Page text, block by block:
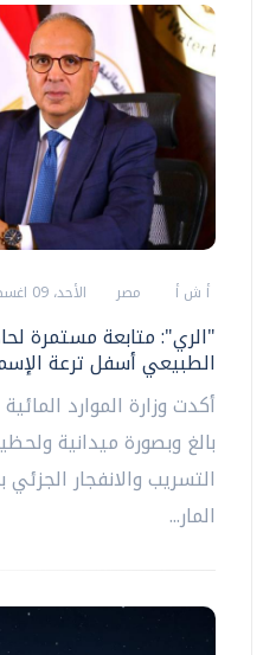
أ ش أ مصر الأحد، 09 اغسطس 2026 12:59 ص
"الري": متابعة مستمرة
الطبيعي أسفل ترعة
أكدت وزارة الموارد
بالغ وبصورة ميدانية
التسريب والانفجار
المار...